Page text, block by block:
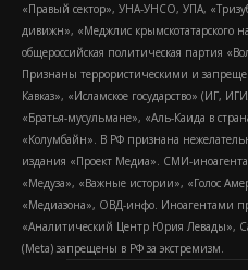
«Правый сектор», УНА-УНСО, УПА,
дивижн», «Меджлис крымскотатарского
общероссийская политическая партия
Признаны террористическими и
Кавказ», «Исламское государство» (ИГ,
«Братья-мусульмане», «Аль-Каида в
«Колумбайн». В РФ признана
издания «Проект Медиа». СМИ-
«Медуза», «Важные истории», «Голос
«Медиазона», ОВД-инфо. Иноагентами
«Аналитический Центр Юрия Левады»,
(Metа) запрещены в РФ за экстремизм.